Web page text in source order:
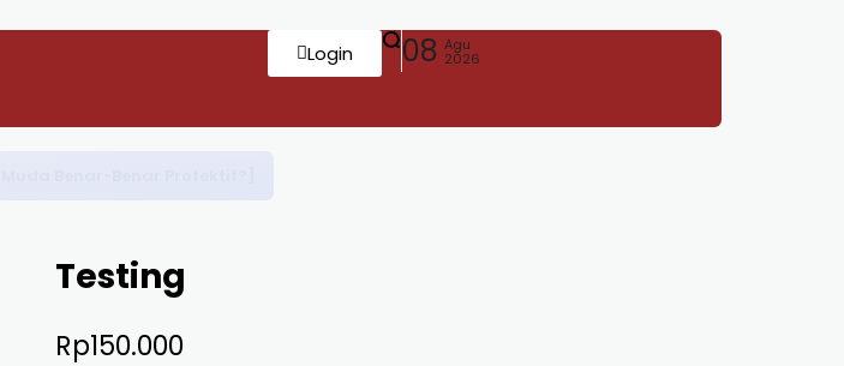
Login 08 Agu
2026
Testing
Rp150.000